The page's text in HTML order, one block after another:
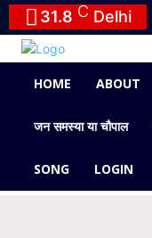
31.8 C Delhi
HOME ABOUT
जन समस्या या चौपाल
SONG LOGIN